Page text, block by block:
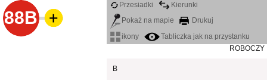
88B
Przesiadki
Kierunki
Pokaż na mapie
Drukuj
ikony
Tabliczka jak na przystanku
ROBOCZY
B